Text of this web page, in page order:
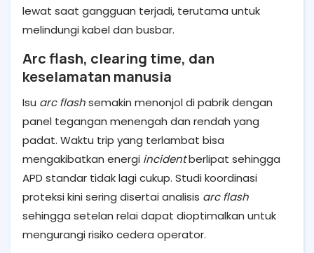
lewat saat gangguan terjadi, terutama untuk
melindungi kabel dan busbar.
Arc flash, clearing time, dan
keselamatan manusia
Isu arc flashsemakin menonjol di pabrik dengan
panel tegangan menengah dan rendah yang
padat. Waktu trip yang terlambat bisa
mengakibatkan energi incidentberlipat sehingga
APD standar tidak lagi cukup. Studi koordinasi
proteksi kini sering disertai analisis arc flash
sehingga setelan relai dapat dioptimalkan untuk
mengurangi risiko cedera operator.